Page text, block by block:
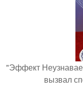
"Эффект
вызвал